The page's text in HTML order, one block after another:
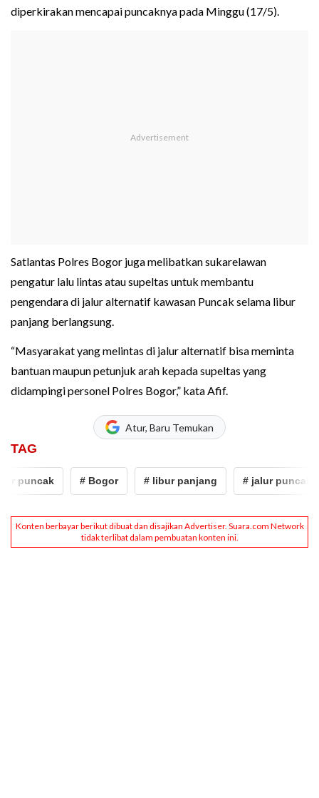
diperkirakan mencapai puncaknya pada Minggu (17/5).
Satlantas Polres Bogor juga melibatkan sukarelawan
pengatur lalu lintas atau supeltas untuk membantu
pengendara di jalur alternatif kawasan Puncak selama libur
panjang berlangsung.
“Masyarakat yang melintas di jalur alternatif bisa meminta
bantuan maupun petunjuk arah kepada supeltas yang
didampingi personel Polres Bogor,” kata Afif.
Atur, Baru Temukan
TAG
puncak # Bogor # libur panjang # jalur puncak